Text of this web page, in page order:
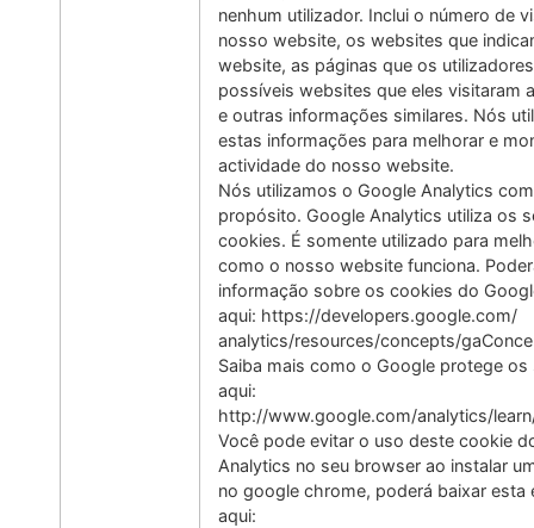
nenhum utilizador. Inclui o número de
nosso website, os websites que
website, as páginas que os
possíveis websites que eles visitaram
e outras informações similares. Nós
estas informações para melhorar e
actividade do nosso website.
Nós utilizamos o Google Analytics
propósito. Google Analytics utiliza os
cookies. É somente utilizado para
como o nosso website funciona.
informação sobre os cookies do
aqui: https://developers.google.com/
analytics/resources/concepts/
Saiba mais como o Google protege
aqui:
http://www.google.com/analytics/
Você pode evitar o uso deste cookie
Analytics no seu browser ao instalar
no google chrome, poderá baixar esta
aqui: